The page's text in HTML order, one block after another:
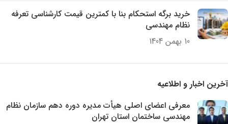
خرید برگه استحکام بنا با کمترین قیمت کارشناسی تعرفه
نظام مهندسی
10 بهمن 1404
آخرین اخبار و اطلاعیه
معرفی اعضای اصلی هیأت مدیره دوره دهم سازمان نظام
مهندسی ساختمان استان تهران